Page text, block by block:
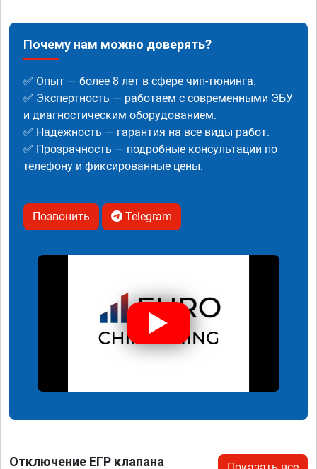
Почему нам можно доверять?
✅ Опыт — более 8 лет в сфере чип-тюнинга.
✅ Экспертность — работаем с современными ЭБУ
и диагностическим оборудованием.
✅ Надежность — гарантия на все виды работ.
✅ Прозрачность — подробные консультации по
телефону и фиксированные цены.
Позвонить Telegram
Отключение ЕГР клапана